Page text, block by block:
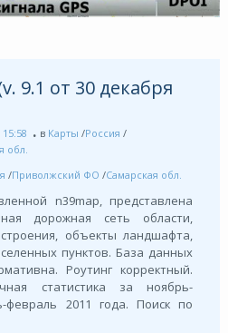
9.1 от 30 декабря
в Карты /Россия /
обл.
/Приволжский ФО /Самарская обл.
n39map, представлена
дорожная сеть области,
объекты ландшафта,
пунктов. База данных
Роутинг корректный.
статистика за ноябрь-
февраль 2011 года. Поиск по